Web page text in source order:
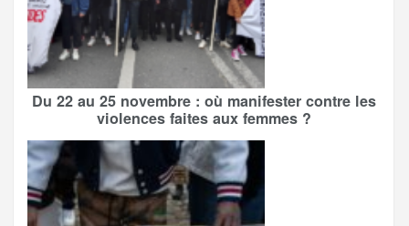
Du 22 au 25 novembre : où manifester contre les
violences faites aux femmes ?